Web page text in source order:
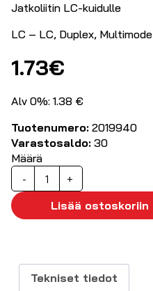
Jatkoliitin LC-kuidulle
LC – LC, Duplex, Multimode
1.73€
Alv 0%: 1.38 €
Tuotenumero: 2019940
Varastosaldo: 30
Määrä
-
Jatkoliitin
monimuoto
OM2
LC-
+
Lisää ostoskoriin
Tekniset tiedot